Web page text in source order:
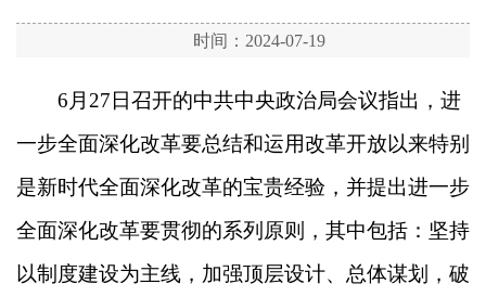
时间：2024-07-19
6月27日召开的中共中央政治局会议指出，进
一步全面深化改革要总结和运用改革开放以来特别
是新时代全面深化改革的宝贵经验，并提出进一步
全面深化改革要贯彻的系列原则，其中包括：坚持
以制度建设为主线，加强顶层设计、总体谋划，破